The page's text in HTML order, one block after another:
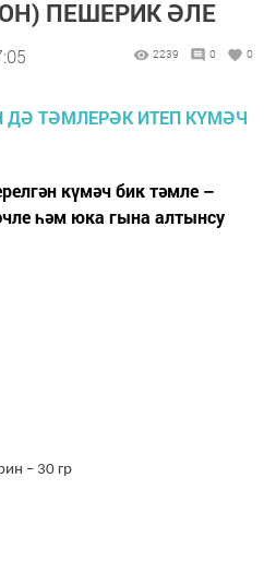
ПЕШЕРИК ӘЛЕ
2239 0 0
күмәч бик тәмле –
һәм юка гына алтынсу
– 30 гр